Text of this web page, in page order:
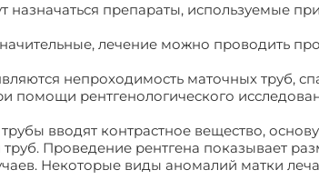
назначаться препараты, используемые
лечение можно проводить
непроходимость маточных труб,
помощи рентгенологического
вводят контрастное вещество,
труб. Проведение рентгена показывает
Некоторые виды аномалий матки